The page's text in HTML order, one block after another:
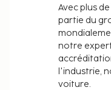
Conformément
nationales, les
effectuées
pas dépasser
d'informations,
l'hébergement
Avec plus
partie du
notre
l'industrie,
voiture.